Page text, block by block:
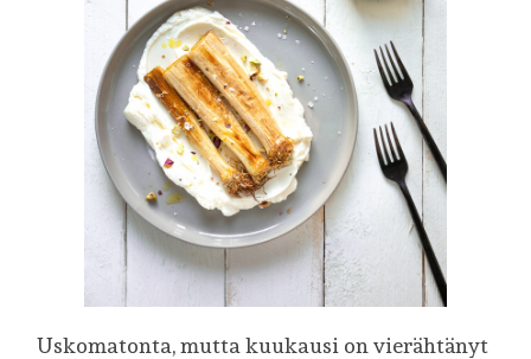
Uskomatonta, mutta kuukausi on vierähtänyt